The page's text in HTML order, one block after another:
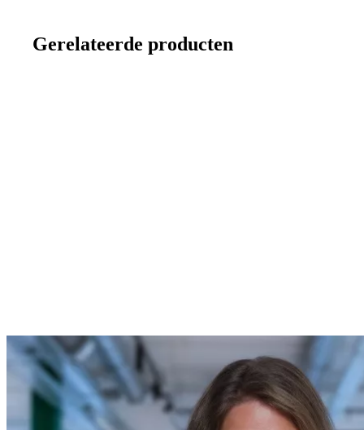
Gerelateerde producten